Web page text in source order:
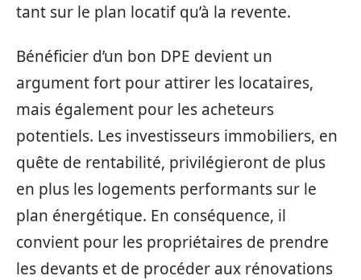
tant sur le plan locatif qu’à la revente.
Bénéficier d’un bon DPE devient un
argument fort pour attirer les locataires,
mais également pour les acheteurs
potentiels. Les investisseurs immobiliers, en
quête de rentabilité, privilégieront de plus
en plus les logements performants sur le
plan énergétique. En conséquence, il
convient pour les propriétaires de prendre
les devants et de procéder aux rénovations